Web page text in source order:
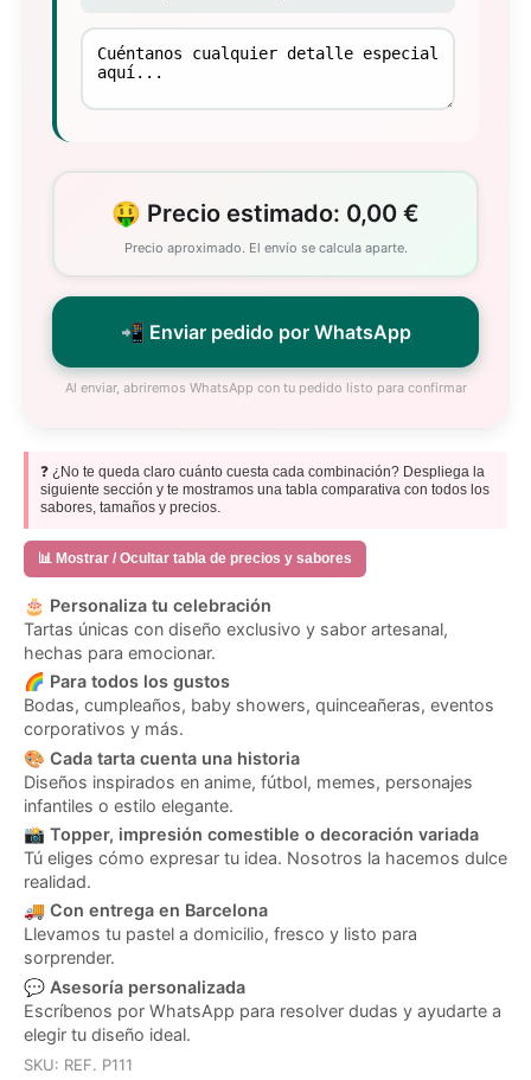
🤑 Precio estimado: 0,00 €
Precio aproximado. El envío se calcula aparte.
📲 Enviar pedido por WhatsApp
Al enviar, abriremos WhatsApp con tu pedido listo para confirmar
❓ ¿No te queda claro cuánto cuesta cada combinación? Despliega la
siguiente sección y te mostramos una tabla comparativa con todos los
sabores, tamaños y precios.
📊 Mostrar / Ocultar tabla de precios y sabores
🎂 Personaliza tu celebración
Tartas únicas con diseño exclusivo y sabor artesanal,
hechas para emocionar.
🌈 Para todos los gustos
Bodas, cumpleaños, baby showers, quinceañeras, eventos
corporativos y más.
🎨 Cada tarta cuenta una historia
Diseños inspirados en anime, fútbol, memes, personajes
infantiles o estilo elegante.
📸 Topper, impresión comestible o decoración variada
Tú eliges cómo expresar tu idea. Nosotros la hacemos dulce
realidad.
🚚 Con entrega en Barcelona
Llevamos tu pastel a domicilio, fresco y listo para
sorprender.
💬 Asesoría personalizada
Escríbenos por WhatsApp para resolver dudas y ayudarte a
elegir tu diseño ideal.
SKU: REF. P111